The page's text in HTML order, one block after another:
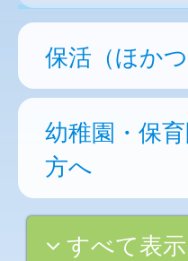
保活（ほかつ
幼稚園・保
方へ
すべて表